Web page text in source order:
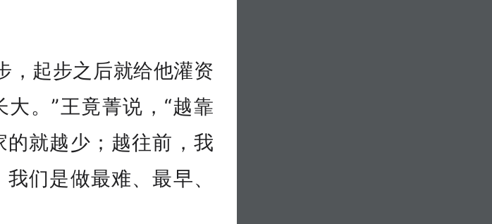
，起步之后就给他灌资
。”王竟菁说，“越靠
的就越少；越往前，我
们是做最难、最早、